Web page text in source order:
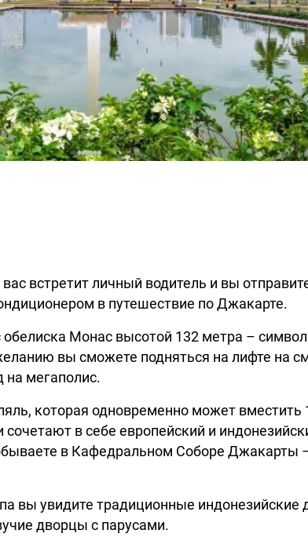
встретит личный водитель и вы
в путешествие по Джакарте.
обелиска Монас высотой 132 метра –
вы сможете подняться на лифте на
на мегаполис.
которая одновременно может вместить
в себе европейский и
в Кафедральном Соборе Джакарты
вы увидите традиционные индонезийские
дворцы с парусами.